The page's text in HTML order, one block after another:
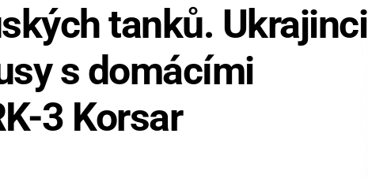
tanků. Ukrajinci
s domácími
3 Korsar